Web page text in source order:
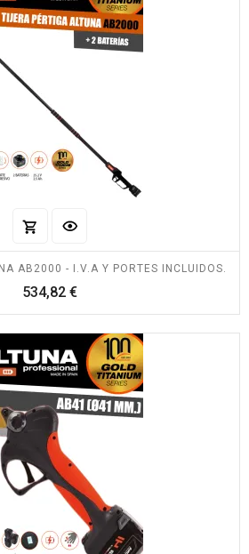
AB2000 - I.V.A Y PORTES INCLUIDOS.
534,82 €Precio